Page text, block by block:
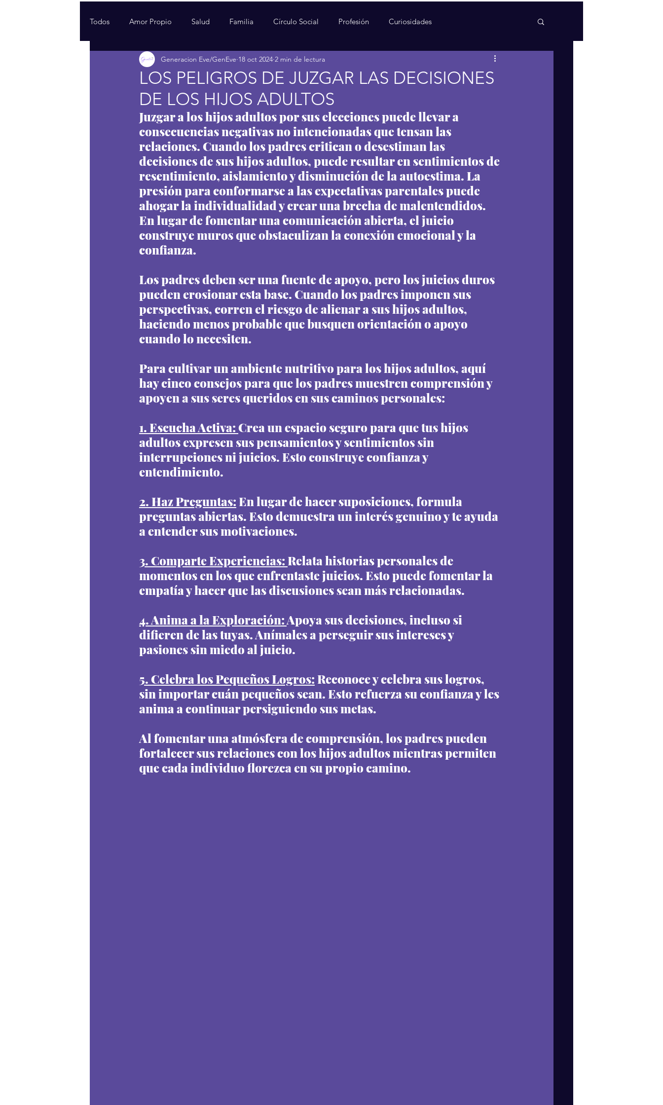
Todos Amor Propio Salud Familia Círculo Social Profesión Curiosidades
LOS PELIGROS DE JUZGAR LAS DECISIONES
DE LOS HIJOS ADULTOS
Generacion Eve/GenEve 18 oct 2024 2 min de lectura
Juzgar a los hijos adultos por sus elecciones puede llevar a
consecuencias negativas no intencionadas que tensan las
relaciones. Cuando los padres critican o desestiman las
decisiones de sus hijos adultos, puede resultar en sentimientos de
resentimiento, aislamiento y disminución de la autoestima. La
presión para conformarse a las expectativas parentales puede
ahogar la individualidad y crear una brecha de malentendidos.
En lugar de fomentar una comunicación abierta, el juicio
construye muros que obstaculizan la conexión emocional y la
confianza.
Los padres deben ser una fuente de apoyo, pero los juicios duros
pueden erosionar esta base. Cuando los padres imponen sus
perspectivas, corren el riesgo de alienar a sus hijos adultos,
haciendo menos probable que busquen orientación o apoyo
cuando lo necesiten.
Para cultivar un ambiente nutritivo para los hijos adultos, aquí
hay cinco consejos para que los padres muestren comprensión y
apoyen a sus seres queridos en sus caminos personales:
1. Escucha Activa: Crea un espacio seguro para que tus hijos
adultos expresen sus pensamientos y sentimientos sin
interrupciones ni juicios. Esto construye confianza y
entendimiento.
2. Haz Preguntas: En lugar de hacer suposiciones, formula
preguntas abiertas. Esto demuestra un interés genuino y te ayuda
a entender sus motivaciones.
3. Comparte Experiencias: Relata historias personales de
momentos en los que enfrentaste juicios. Esto puede fomentar la
empatía y hacer que las discusiones sean más relacionadas.
4. Anima a la Exploración: Apoya sus decisiones, incluso si
difieren de las tuyas. Anímales a perseguir sus intereses y
pasiones sin miedo al juicio.
5. Celebra los Pequeños Logros: Reconoce y celebra sus logros,
sin importar cuán pequeños sean. Esto refuerza su confianza y les
anima a continuar persiguiendo sus metas.
Al fomentar una atmósfera de comprensión, los padres pueden
fortalecer sus relaciones con los hijos adultos mientras permiten
que cada individuo florezca en su propio camino.